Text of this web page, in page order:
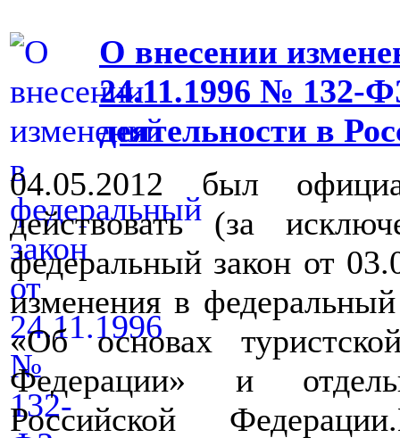
О внесении
24.11.1996 № 132-
деятельности в
04.05.2012 был
действовать (за
федеральный закон от
изменения в
«Об основах
Федерации» и
Российской